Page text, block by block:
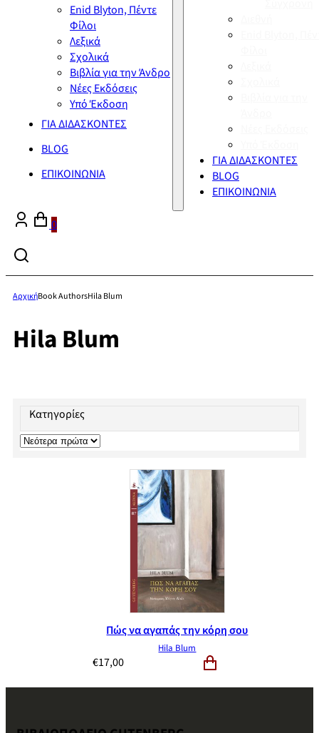
Enid Blyton, Πέντε
Φίλοι
Λεξικά
Σχολικά
Βιβλία για την Άνδρο
Νέες Εκδόσεις
Υπό Έκδοση
ΓΙΑ ΔΙΔΑΣΚΟΝΤΕΣ
BLOG
ΕΠΙΚΟΙΝΩΝΙΑ
ΓΙΑ ΔΙΔΑΣΚΟΝΤΕΣ
BLOG
ΕΠΙΚΟΙΝΩΝΙΑ
0
ΑρχικήBook AuthorsHila Blum
Hila Blum
Κατηγορίες
Πώς να αγαπάς την κόρη σου
Hila Blum
€17,00